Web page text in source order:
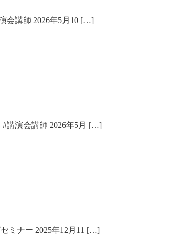
会講師 2026年5月10 […]
講演会講師 2026年5月 […]
ミナー 2025年12月11 […]